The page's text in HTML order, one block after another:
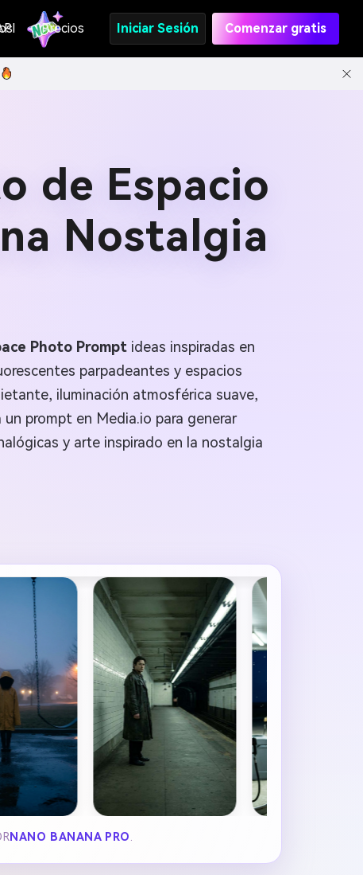
Precios Iniciar Sesión Comenzar gratis
de Espacio
Nostalgia
Photo Promptideas inspiradas en
parpadeantes y espacios
iluminación atmosférica suave,
prompt en Media.io para generar
y arte inspirado en la nostalgia
NANO BANANA PRO